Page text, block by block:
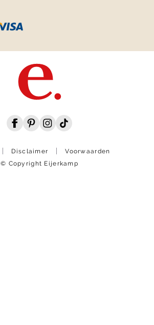
Disclaimer
Voorwaarden
© Copyright Eijerkamp